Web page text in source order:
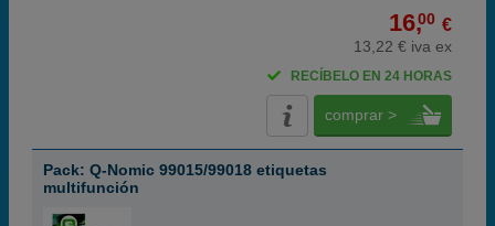
16,00 €
13,22 € iva ex
RECÍBELO EN 24 HORAS
comprar >
Pack: Q-Nomic 99015/99018 etiquetas
multifunción